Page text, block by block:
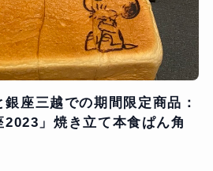
座三越での期間限定商品：
2023」焼き立て本食ぱん角